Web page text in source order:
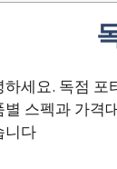
하세요. 독점 포
별 스펙과 가격
니다